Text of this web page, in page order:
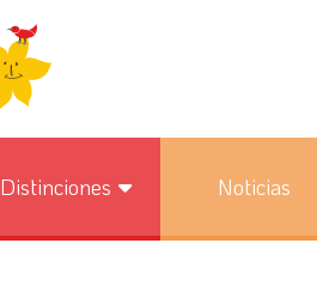
Distinciones Noticias